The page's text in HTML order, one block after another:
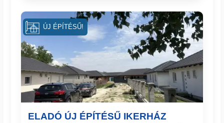
ELADÓ ÚJ ÉPÍTÉSŰ IKERHÁZ
ÚJ ÉPÍTÉSŰ!